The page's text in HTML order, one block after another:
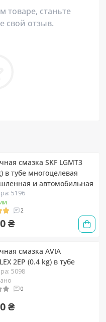
товаре, станьте
свой отзыв.
смазка SKF LGMT3
в тубе многоцелевая
и автомобильная
5196
2
₴
смазка AVIA
2EP (0.4 kg) в тубе
5098
0
₴